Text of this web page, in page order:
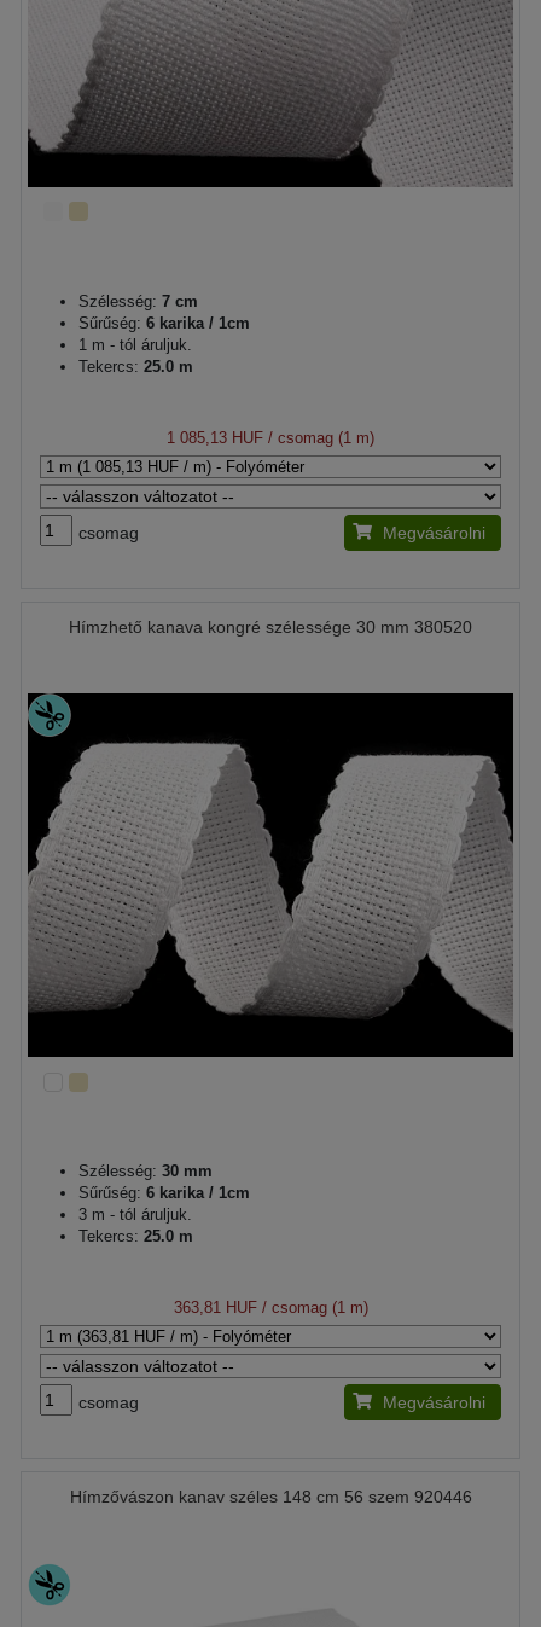
Szélesség: 7 cm
Sűrűség: 6 karika / 1cm
1 m - tól áruljuk.
Tekercs: 25.0 m
1 085,13 HUF / csomag (1 m)
csomag Megvásárolni
Hímzhető kanava kongré szélessége 30 mm 380520
Szélesség: 30 mm
Sűrűség: 6 karika / 1cm
3 m - tól áruljuk.
Tekercs: 25.0 m
363,81 HUF/ csomag (1 m)
csomag Megvásárolni
Hímzővászon kanav széles 148 cm 56 szem 920446